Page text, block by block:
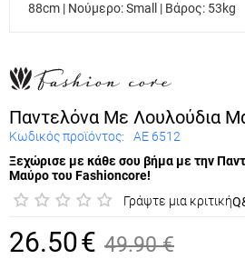
88cm | Νούμερο: Small | Βάρος: 53kg
Παντελόνα Με Λουλούδια
Κωδικός προϊόντος:
ΑΕ 6512
Ξεχώρισε με κάθε σου βήμα με την
Μαύρο του Fashioncore!
Γράψτε μια κριτική
26.50€ 49.90 €